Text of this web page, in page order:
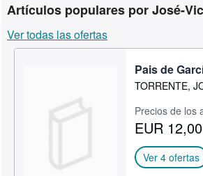
Libros antiguos
Arte y coleccionismo
CERRAR
Artículos populares por José-
Ver todas las ofertas
Pais de
TORRENTE,
Precios de los
EUR 12,00
Ver 4 ofertas